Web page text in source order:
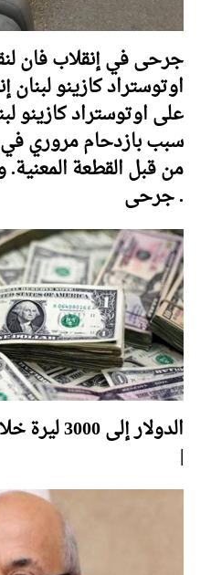
جرحى في إنقلاب فان
اوتوستراد كازينو لبنان
على اوتوستراد كازينو
سبب بازدحام مروري في
جرحى .
|